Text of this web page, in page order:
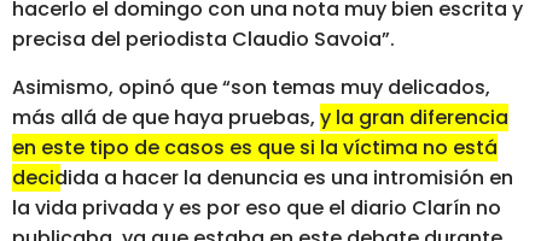
hacerlo el domingo con una nota muy bien escrita y
precisa del periodista Claudio Savoia”.
Asimismo, opinó que “son temas muy delicados,
más allá de que haya pruebas, y la gran diferencia
en este tipo de casos es que si la víctima no está
decidida a hacer la denuncia es una intromisión en
la vida privada y es por eso que el diario Clarín no